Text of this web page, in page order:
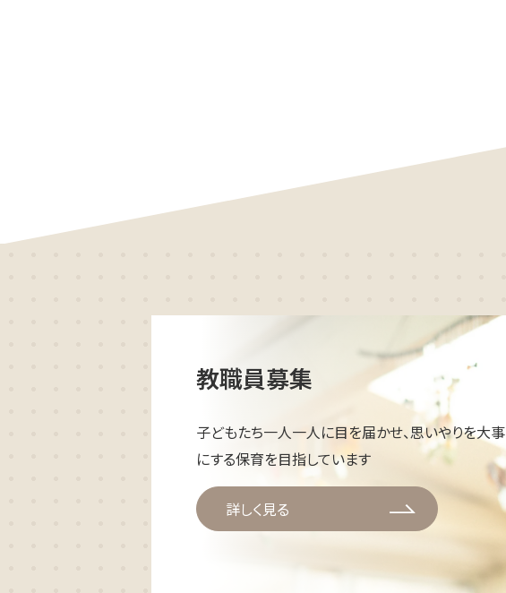
教職員募集
子どもたち一人一人に目を届かせ、思いやりを大事
にする保育を目指しています
詳しく見る